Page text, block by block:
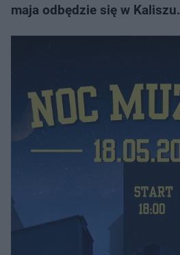
maja odbędzie się w Kaliszu.